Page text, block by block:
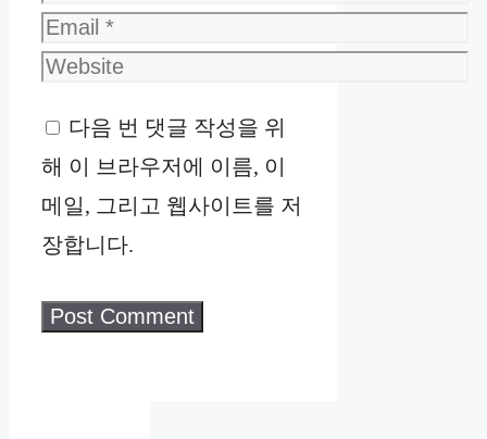
Email
Website
다음 번 댓글 작성을 위
해 이 브라우저에 이름, 이
메일, 그리고 웹사이트를 저
장합니다.